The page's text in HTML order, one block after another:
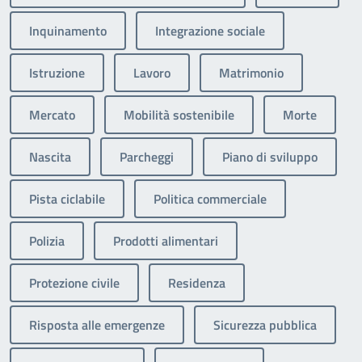
Inquinamento Integrazione sociale
Istruzione Lavoro Matrimonio
Mercato Mobilità sostenibile Morte
Nascita Parcheggi Piano di sviluppo
Pista ciclabile Politica commerciale
Polizia Prodotti alimentari
Protezione civile Residenza
Risposta alle emergenze Sicurezza pubblica